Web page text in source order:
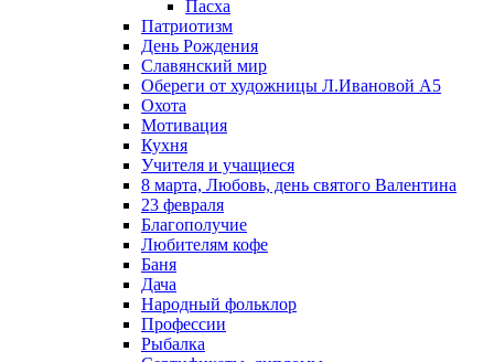
Пасха
Патриотизм
День Рождения
Славянский мир
Обереги от художницы Л.Ивановой А5
Охота
Мотивация
Кухня
Учителя и учащиеся
8 марта, Любовь, день святого Валентина
23 февраля
Благополучие
Любителям кофе
Баня
Дача
Народный фольклор
Профессии
Рыбалка